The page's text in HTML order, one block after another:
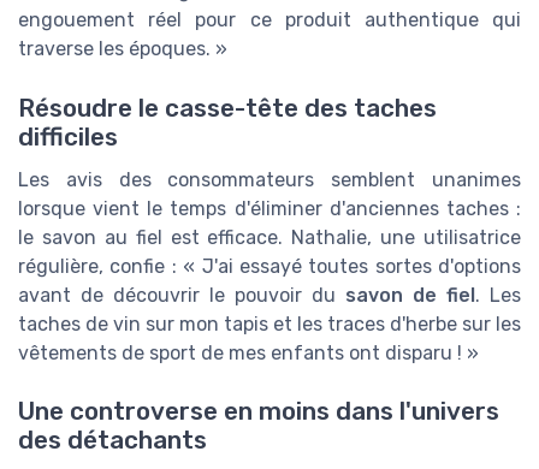
engouement réel pour ce produit authentique qui
traverse les époques. »
Résoudre le casse-tête des taches
difficiles
Les avis des consommateurs semblent unanimes
lorsque vient le temps d'éliminer d'anciennes taches :
le savon au fiel est efficace. Nathalie, une utilisatrice
régulière, confie : « J'ai essayé toutes sortes d'options
avant de découvrir le pouvoir du savon de fiel. Les
taches de vin sur mon tapis et les traces d'herbe sur les
vêtements de sport de mes enfants ont disparu ! »
Une controverse en moins dans l'univers
des détachants